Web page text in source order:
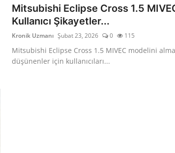
Mitsubishi Eclipse Cross 1.5
Kullanıcı Şikayetler...
Kronik Uzmanı Şubat 23, 2026 0 115
Mitsubishi Eclipse Cross 1.5 MIVEC modelini
düşünenler için kullanıcıları...